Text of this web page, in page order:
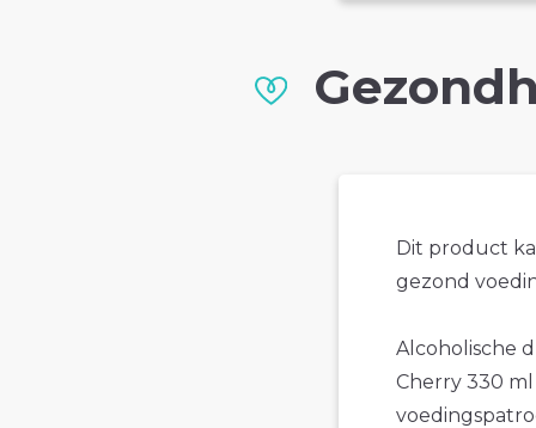
Dit product
gezond
Alcoholische
Cherry 330